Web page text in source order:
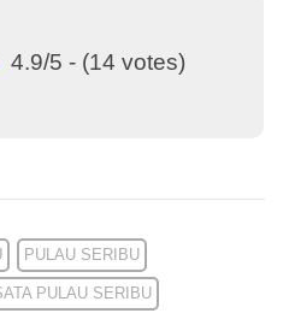
4.9/5 - (14 votes)
PULAU SERIBU
PULAU SERIBU